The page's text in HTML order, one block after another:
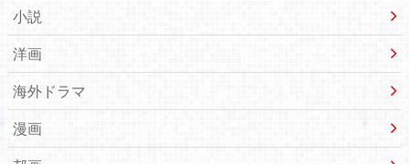
小説
洋画
海外ドラマ
漫画